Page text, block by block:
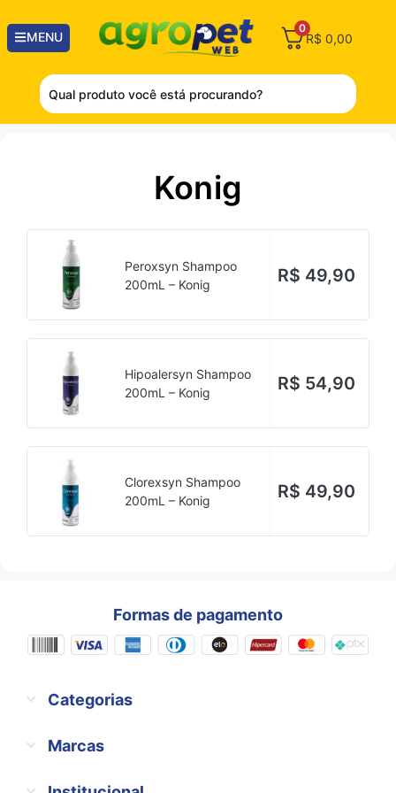
MENU
0
R$ 0,00
Konig
Peroxsyn Shampoo
200mL – Konig
R$ 49,90
Hipoalersyn Shampoo
200mL – Konig
R$ 54,90
Clorexsyn Shampoo
200mL – Konig
R$ 49,90
Formas de pagamento
Categorias
Marcas